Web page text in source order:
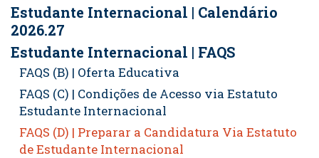
Estudante Internacional | Calendário
2026.27
Estudante Internacional | FAQS
FAQS (B) | Oferta Educativa
FAQS (C) | Condições de Acesso via Estatuto
Estudante Internacional
FAQS (D) | Preparar a Candidatura Via Estatuto
de Estudante Internacional